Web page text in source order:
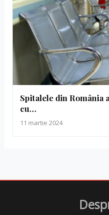
Spitalele din România
cu…
11 martie 2024